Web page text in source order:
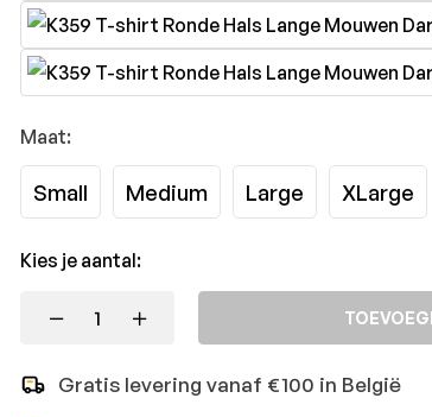
Maat:
Small Medium Large XLarge
Kies je aantal:
Gratis levering vanaf €100 in België